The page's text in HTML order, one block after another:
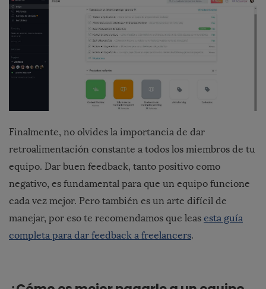
Finalmente, no olvides la importancia de dar
retroalimentación constante a todos los miembros de tu
equipo. Dar buen feedback, tanto positivo como
negativo, es fundamental para que un equipo funcione
cada vez mejor. Pero también es un arte difícil de
manejar, por eso te recomendamos que leas esta guía
completa para dar feedback a freelancers.